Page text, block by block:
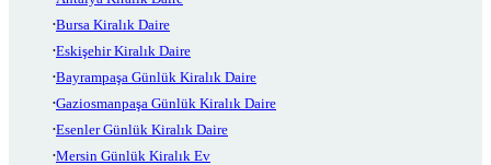
Bursa Kiralık Daire
Eskişehir Kiralık Daire
Bayrampaşa Günlük Kiralık Daire
Gaziosmanpaşa Günlük Kiralık Daire
Esenler Günlük Kiralık Daire
Mersin Günlük Kiralık Ev